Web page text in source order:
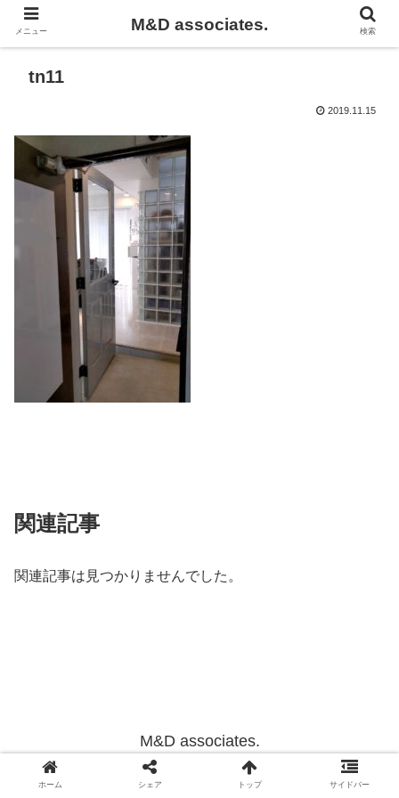
tn11
2019.11.15
関連記事
関連記事は見つかりませんでした。
M&D associates.
Copyright © 2012-2022 M&D associates. All Rights Reserved.
メニュー M&D associates. 検索
ホーム シェア トップ サイドバー